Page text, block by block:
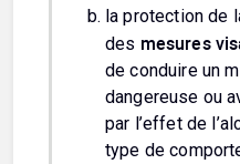
la protection de
des mesures
de conduire un
dangereuse ou
par l’effet de
type de